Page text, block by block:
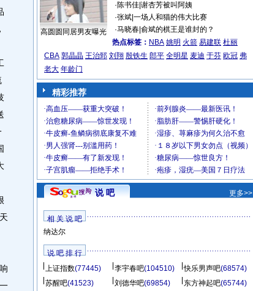
高圆圆同居男友曝光
·陈书佳| 谢杏芳被叫阿姨
·张斌| 一场人和猫的伟大比赛
·马晓春| 俞斌的棋王是谁封的？
热点标签： NBA 姚明 火箭 易建联 杜丽
CBA 郭晶晶 王治郅 刘翔 殷铁生 郎平 全明星 麦迪 于芬 欧冠 弗
老大 年龄门
精彩推荐
说 吧 更多>>
相 关 说 吧
纳达尔
说 吧 排 行
上证指数(77445) 李宇春吧(104510) 快乐男声吧(68574)
苏醒吧(41523) 刘德华吧(69854) 东方神起吧(65744)